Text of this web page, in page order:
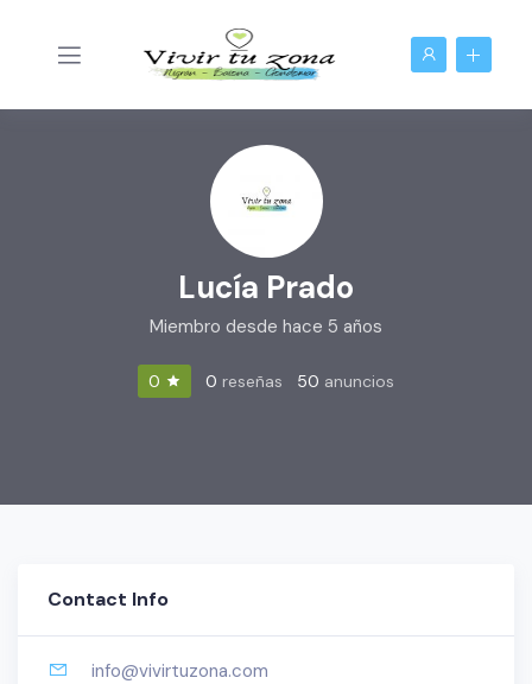
Lucía Prado
Miembro desde hace 5 años
0 0 reseñas 50 anuncios
Contact Info
info@vivirtuzona.com